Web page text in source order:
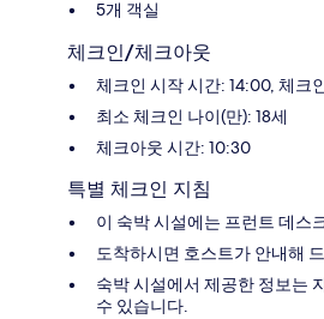
5개 객실
체크인/체크아웃
체크인 시작 시간: 14:00, 체크
최소 체크인 나이(만): 18세
체크아웃 시간: 10:30
특별 체크인 지침
이 숙박 시설에는 프런트 데스
도착하시면 호스트가 안내해
숙박 시설에서 제공한 정보는
수 있습니다.